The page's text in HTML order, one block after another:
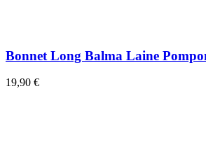
Bonnet Long Balma Laine
19,90 €